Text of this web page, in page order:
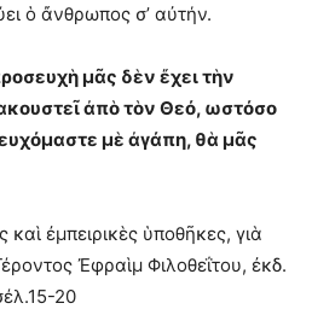
ὁ ἄνθρωπος σ’ αὐτήν.
μᾶς δὲν ἔχει τὴν
ἀπὸ τὸν Θεό, ωστόσο
μὲ ἀγάπη, θὰ μᾶς
καὶ ἐμπειρικὲς ὑποθῆκες, γιὰ
Ἐφραὶμ Φιλοθεΐτου, ἐκδ.
20